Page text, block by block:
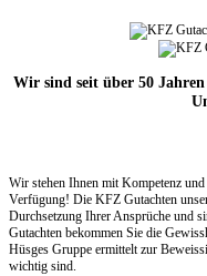
Wir sind seit über 50
Wir stehen Ihnen mit Kompetenz
Verfügung! Die KFZ Gutachten
Durchsetzung Ihrer Ansprüche und
Gutachten bekommen Sie die
Hüsges Gruppe ermittelt zur
wichtig sind.